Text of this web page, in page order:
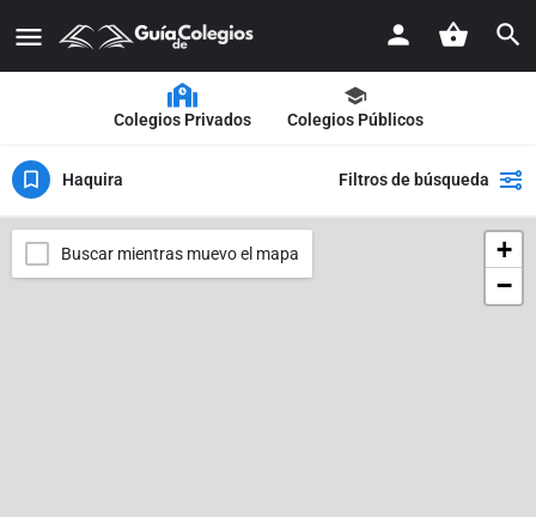
Colegios Privados Colegios Públicos
Haquira Filtros de búsqueda
+
−
Buscar mientras muevo el mapa